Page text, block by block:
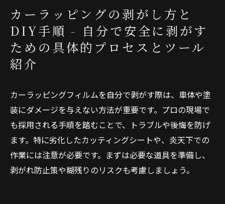
カーラッピングの剥がし方と
DIY手順 - 自分で安全に剥がす
ための具体的プロセスとツール
紹介
カーラッピングフィルムを自分で剥がす際は、車体や塗
装にダメージを与えない方法が重要です。プロの現場で
も採用される手順を踏むことで、トラブルや後悔を防げ
ます。特に劣化したカッティングシートや、炎天下での
作業には注意が必要です。まずは必要な道具を準備し、
剥がれ防止策や糊残りのリスクも考慮しましょう。